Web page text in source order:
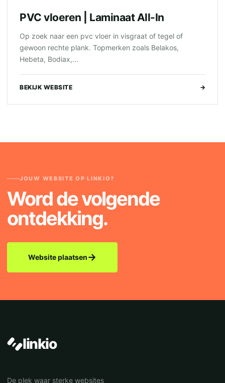
PVC vloeren | Laminaat All-In
Op zoek naar een pvc vloer in visgraat of tegel of
gewoon rechte plank. Topmerken zoals Belakos,
Hebeta, Bodiax,...
BEKIJK WEBSITE →
JOUW WEBSITE OP LINKIO?
Word de volgende
ontdekking.
Website plaatsen→
linkio
De plek waar sterke websites